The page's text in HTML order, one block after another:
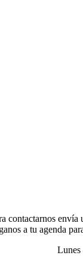
contactarnos
a tu agenda
Lunes